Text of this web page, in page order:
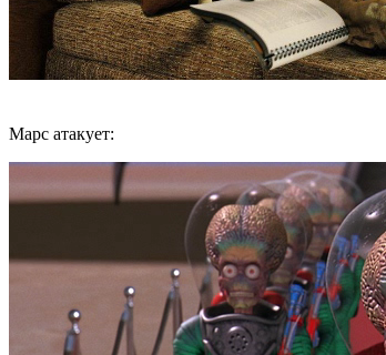
Марс атакует: